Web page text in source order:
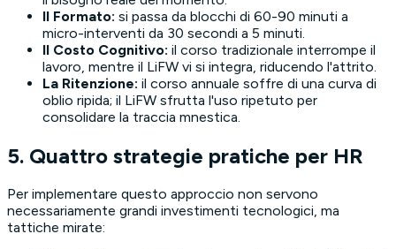
Il Formato: si passa da blocchi di 60-90 minuti a
micro-interventi da 30 secondi a 5 minuti.
Il Costo Cognitivo: il corso tradizionale interrompe il
lavoro, mentre il LiFW vi si integra, riducendo l'attrito.
La Ritenzione: il corso annuale soffre di una curva di
oblio ripida; il LiFW sfrutta l'uso ripetuto per
consolidare la traccia mnestica.
5. Quattro strategie pratiche per HR
Per implementare questo approccio non servono
necessariamente grandi investimenti tecnologici, ma
tattiche mirate: